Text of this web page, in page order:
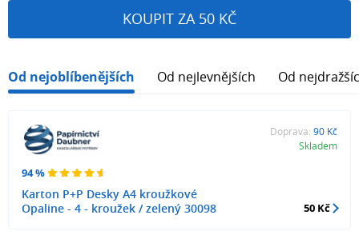
KOUPIT ZA 50 KČ
Od nejoblíbenějších Od nejlevnějších Od
94 %
Karton P+P Desky A4 kroužkové
Opaline - 4 - kroužek / zelený 30098
Doprava: 90 Kč
Skladem
50 Kč